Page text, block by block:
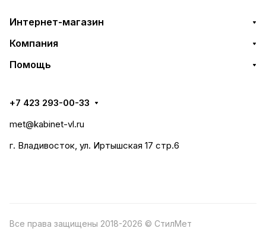
Интернет-магазин
Компания
Помощь
+7 423 293-00-33
met@kabinet-vl.ru
г. Владивосток, ул. Иртышская 17 стр.6
Все права защищены 2018-2026 © СтилМет